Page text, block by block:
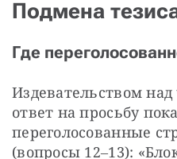
Подмена
Где
Издевательством
ответ на просьбу
переголосованные
(вопросы 12‒13):